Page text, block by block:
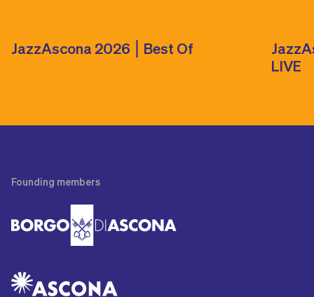
JazzAscona 2026 ⎮ Best Of
LIVE
Founding members